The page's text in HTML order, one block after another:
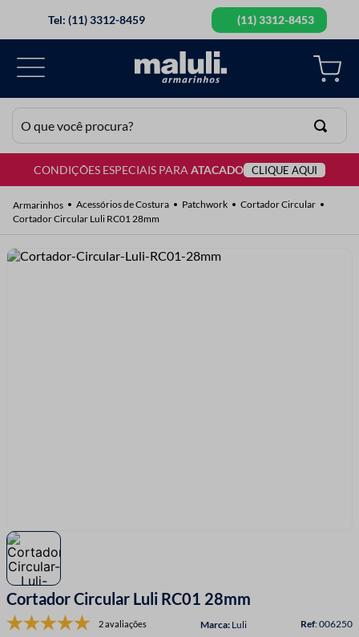
Tel: (11) 3312-8459 (11) 3312-8453
O que você procura?
CONDIÇÕES ESPECIAIS PARAATACADO CLIQUE AQUI
Acessórios de Costura Patchwork
Cortador Circular
Cortador Circular Luli RC01 28mm
Cortador Circular Luli RC01 28mm
2 avaliações Luli :006250
TERMOS MAIS BUSCADOS
2º
barbante
3º
botão